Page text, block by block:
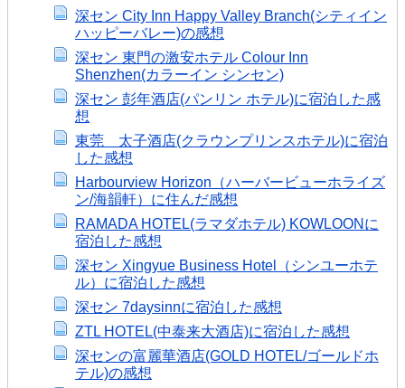
深セン City Inn Happy Valley Branch(シティイン
ハッピーバレー)の感想
深セン 東門の激安ホテル Colour Inn
Shenzhen(カラーイン シンセン)
深セン 彭年酒店(パンリン ホテル)に宿泊した感
想
東莞 太子酒店(クラウンプリンスホテル)に宿泊
した感想
Harbourview Horizon（ハーバービューホライズ
ン/海韻軒）に住んだ感想
RAMADA HOTEL(ラマダホテル) KOWLOONに
宿泊した感想
深セン Xingyue Business Hotel（シンユーホテ
ル）に宿泊した感想
深セン 7daysinnに宿泊した感想
ZTL HOTEL(中泰来大酒店)に宿泊した感想
深センの富麗華酒店(GOLD HOTEL/ゴールドホ
テル)の感想